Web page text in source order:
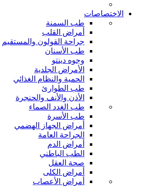
الاختصاصات
طب السمنة
أمراض القلب
جراحة القولون والمستقيم
طب الأسنان
وجوه دينتو
الأمراض الجلدية
الحمية والنظام الغذائي
طب الطوارئ
الأذن والأنف والحنجرة
طب الغدد الصماء
طب الأسرة
أمراض الجهاز الهضمي
الجراحة العامة
أمراض الدم
الطب الباطني
صحة العقل
أمراض الكلى
أمراض الأعصاب